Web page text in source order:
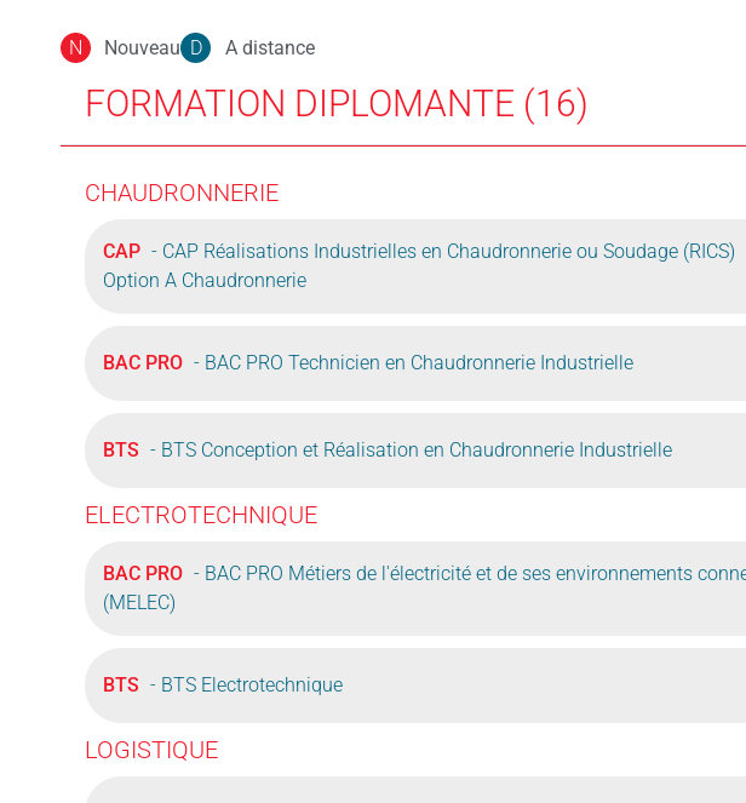
N Nouveau D A distance
FORMATION DIPLOMANTE (16)
CHAUDRONNERIE
CAP - CAP Réalisations Industrielles en Chaudronnerie ou Soudage (RICS)
Option A Chaudronnerie
BAC PRO - BAC PRO Technicien en Chaudronnerie Industrielle
BTS - BTS Conception et Réalisation en Chaudronnerie Industrielle
ELECTROTECHNIQUE
BAC PRO - BAC PRO Métiers de l'électricité et de ses environnements
(MELEC)
BTS - BTS Electrotechnique
LOGISTIQUE